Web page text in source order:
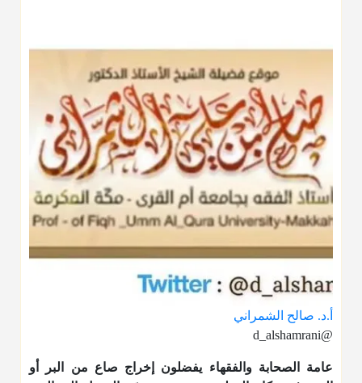
أ.د. صالح الشمراني
@d_alshamrani
عامة الصحابة والفقهاء يفضلون إخراج صاع من البر أو